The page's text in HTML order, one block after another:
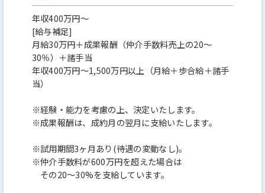
年収400万円～
[給与補足]
月給30万円＋成果報酬（仲介手数料売上の20～
30％）＋諸手当
年収400万円～1,500万円以上（月給＋歩合給＋諸手
当）
※経験・能力を考慮の上、決定いたします。
※成果報酬は、成約月の翌月に支給いたします。
※試用期間3ヶ月あり(待遇の変動なし)。
※仲介手数料が600万円を超えた場合は
その20～30%を支給しています。